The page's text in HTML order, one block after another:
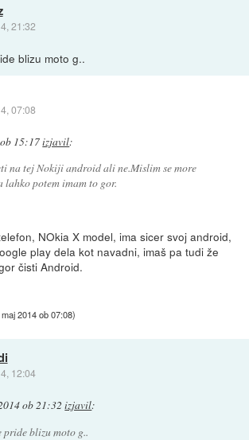
21:32
blizu moto g..
07:08
15:17izjavil:
na tej Nokiji android ali ne.Mislim se more
lahko potem imam to gor.
NOkia X model, ima sicer svoj android,
play dela kot navadni, imaš pa tudi že
čisti Android.
maj 2014 ob 07:08)
12:04
ob 21:32 izjavil:
pride blizu moto g..